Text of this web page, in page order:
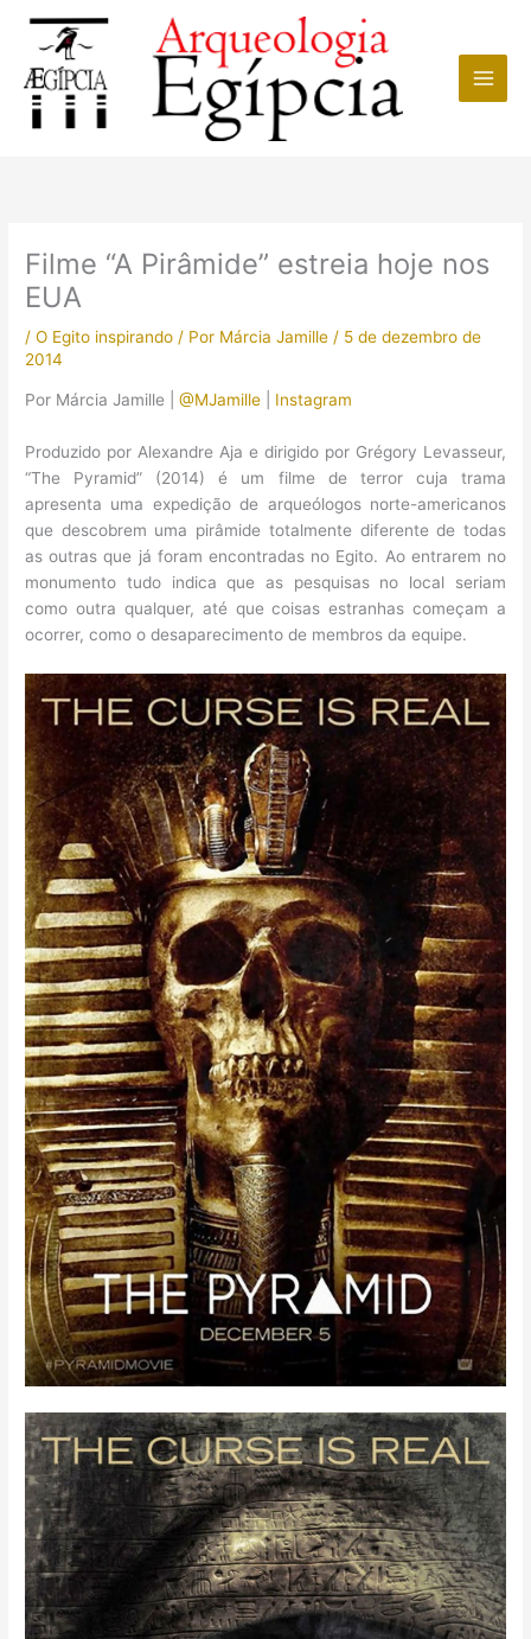
conteúdo
Filme “A Pirâmide” estreia hoje nos
EUA
/O Egito inspirando / Por Márcia Jamille / 5 de dezembro de
2014
Por Márcia Jamille |@MJamille Instagram
Produzido por Alexandre Aja e dirigido por Grégory Levasseur,
“The Pyramid” (2014) é um filme de terror cuja trama
apresenta uma expedição de arqueólogos norte-americanos
que descobrem uma pirâmide totalmente diferente de todas
as outras que já foram encontradas no Egito. Ao entrarem no
monumento tudo indica que as pesquisas no local seriam
como outra qualquer, até que coisas estranhas começam a
ocorrer, como o desaparecimento de membros da equipe.